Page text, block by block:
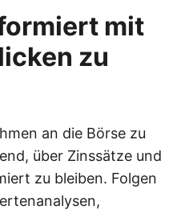
mit
zu
an die Börse zu
über Zinssätze und
zu bleiben. Folgen